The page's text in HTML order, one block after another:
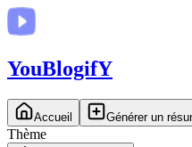
YouBlogifY
Accueil Générer un
Thème